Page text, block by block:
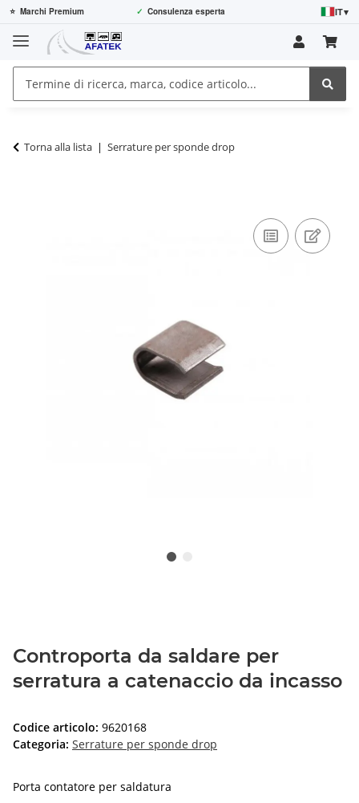
⭐ Marchi Premium ✓ Consulenza esperta IT▾
Torna alla lista Serrature per sponde drop
Controporta da saldare per
serratura a catenaccio da incasso
Codice articolo: 9620168
Categoria: Serrature per sponde drop
Porta contatore per saldatura